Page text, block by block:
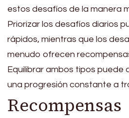
estos desafíos de la manera
Priorizar los desafíos diarios
rápidos, mientras que los
menudo ofrecen
Equilibrar ambos tipos puede
una progresión constante a
Recompensas